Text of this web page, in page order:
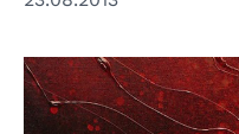
© Anna Piratti